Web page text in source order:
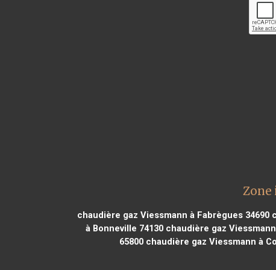
Zone
chaudière gaz Viessmann à Fabrègues 34690
à Bonneville 74130chaudière gaz
65800chaudière gaz Viessmann à